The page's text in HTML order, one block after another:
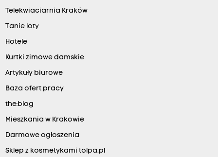
Telekwiaciarnia Kraków
Tanie loty
Hotele
Kurtki zimowe damskie
Artykuły biurowe
Baza ofert pracy
the:blog
Mieszkania w Krakowie
Darmowe ogłoszenia
Sklep z kosmetykami tolpa.pl